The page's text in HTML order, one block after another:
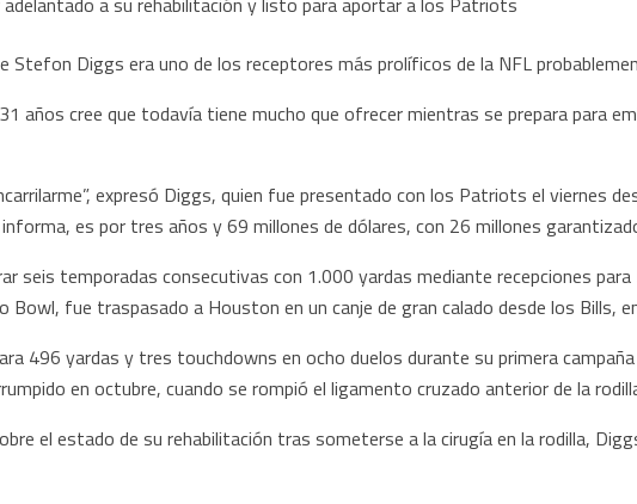
Stefon Diggs era uno de los receptores más prolíficos de la NFL
años cree que todavía tiene mucho que ofrecer mientras se prepara para
expresó Diggs, quien fue presentado con los Patriots el viernes
es por tres años y 69 millones de dólares, con 26 millones
seis temporadas consecutivas con 1.000 yardas mediante recepciones
Bowl, fue traspasado a Houston en un canje de gran calado desde los Bills,
496 yardas y tres touchdowns en ocho duelos durante su primera
en octubre, cuando se rompió el ligamento cruzado anterior de la
el estado de su rehabilitación tras someterse a la cirugía en la rodilla,